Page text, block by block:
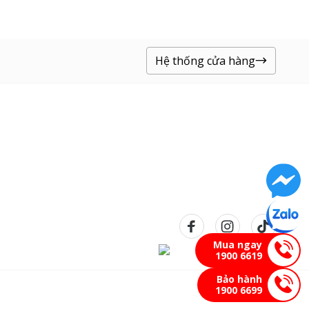
Mua ngay
1900 6619
Bảo hành
1900 6699
Hệ thống cửa hàng